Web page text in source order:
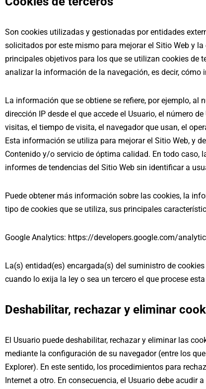
Son cookies utilizadas y gestionadas por entidades
solicitados por este mismo para mejorar el Sitio Web y
principales objetivos para los que se utilizan cookies de
analizar la información de la navegación, es decir, cómo
La información que se obtiene se refiere, por ejemplo,
dirección IP desde el que accede el Usuario, el número
visitas, el tiempo de visita, el navegador que usan, el
Esta información se utiliza para mejorar el Sitio Web, y
Contenido y/o servicio de óptima calidad. En todo
informes de tendencias del Sitio Web sin identificar a
Puede obtener más información sobre las cookies, la
tipo de cookies que se utiliza, sus principales
Google Analytics: https://developers.google.com/
La(s) entidad(es) encargada(s) del suministro de
cuando lo exija la ley o sea un tercero el que procese
Deshabilitar, rechazar y eliminar
El Usuario puede deshabilitar, rechazar y eliminar las
mediante la configuración de su navegador (entre los
Explorer). En este sentido, los procedimientos para
Internet a otro. En consecuencia, el Usuario debe